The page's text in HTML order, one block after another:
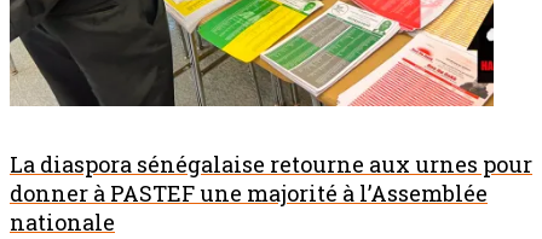
La diaspora sénégalaise retourne aux urnes pour
donner à PASTEF une majorité à l’Assemblée
nationale